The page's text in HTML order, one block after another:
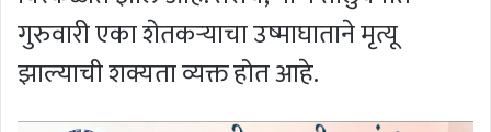
गुरुवारी एका शेतकऱ्याचा उष्माघाताने मृत्यू
झाल्याची शक्यता व्यक्त होत आहे.